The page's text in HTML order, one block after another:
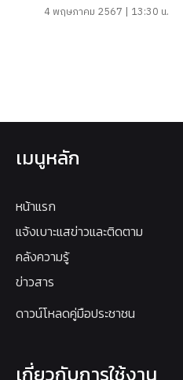
4 พฤษภาคม 2567 | 13:30 น.
เมนูหลัก
หน้าแรก
แจ้งเบาะแสข่าวและติดตาม
คลังความรู้
ข่าวสาร
ดาวน์โหลดคู่มือประชาชน
เกี่ยวกับการใช้งาน